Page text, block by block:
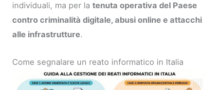
individuali, ma per latenuta operativa del Paese
contro criminalità digitale, abusi online e attacchi
alle infrastrutture.
Come segnalare un reato informatico in Italia